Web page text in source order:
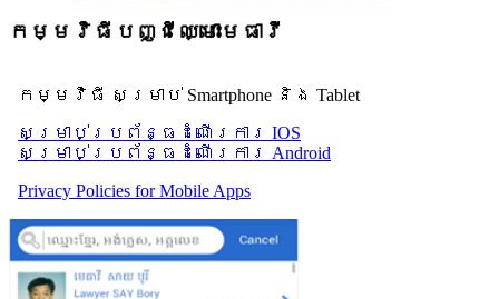
កម្មវិធីបញ្ជីឈ្មោះមេធាវី
កម្មវិធី សម្រាប់ Smartphone និង Tablet
សម្រាប់​ប្រព័ន្ធដំណើរការ IOS
សម្រាប់​ប្រព័ន្ធដំណើរការ Android
Privacy Policies for Mobile Apps